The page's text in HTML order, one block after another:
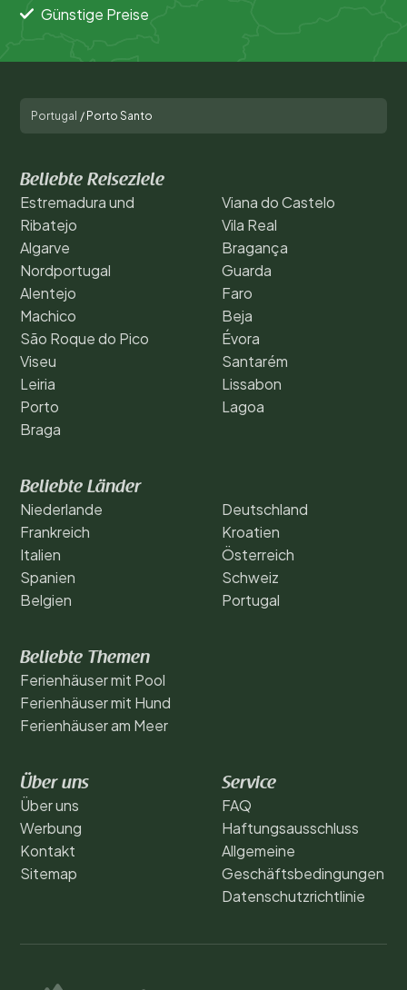
Günstige Preise
Portugal / Porto Santo
Beliebte Reiseziele
Estremadura und
Ribatejo
Algarve
Nordportugal
Alentejo
Machico
São Roque do Pico
Viseu
Leiria
Porto
Braga
Viana do Castelo
Vila Real
Bragança
Guarda
Faro
Beja
Évora
Santarém
Lissabon
Lagoa
Beliebte Länder
Niederlande
Frankreich
Italien
Spanien
Belgien
Deutschland
Kroatien
Österreich
Schweiz
Portugal
Beliebte Themen
Ferienhäuser mit Pool
Ferienhäuser mit Hund
Ferienhäuser am Meer
Über uns
Über uns
Werbung
Kontakt
Sitemap
Service
FAQ
Haftungsausschluss
Allgemeine
Geschäftsbedingungen
Datenschutzrichtlinie